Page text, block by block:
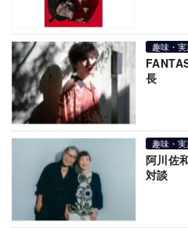
趣味・実
長
趣味・実
阿川佐
対談